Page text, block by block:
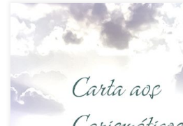
Confira a carta 10/2018 aos membros da
do Brasil, escrita pela presidente do
Zavaris. As cartas da presidente, escritas a
direcionamentos e partilhas espirituais
desenvolvido pela RCC em nível nacional.